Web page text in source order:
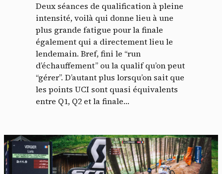
Deux séances de qualification à pleine
intensité, voilà qui donne lieu à une
plus grande fatigue pour la finale
également qui a directement lieu le
lendemain. Bref, fini le “run
d’échauffement” ou la qualif qu’on peut
“gérer”. D’autant plus lorsqu’on sait que
les points UCI sont quasi équivalents
entre Q1, Q2 et la finale…